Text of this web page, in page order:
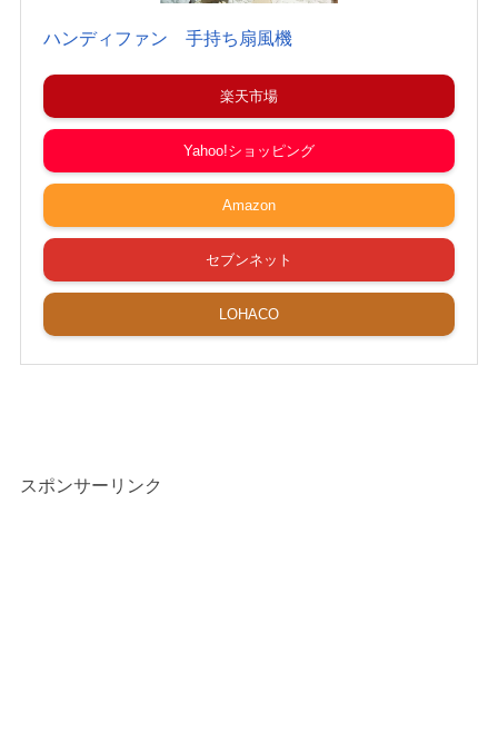
ハンディファン 手持ち扇風機
楽天市場
Yahoo!ショッピング
Amazon
セブンネット
LOHACO
スポンサーリンク